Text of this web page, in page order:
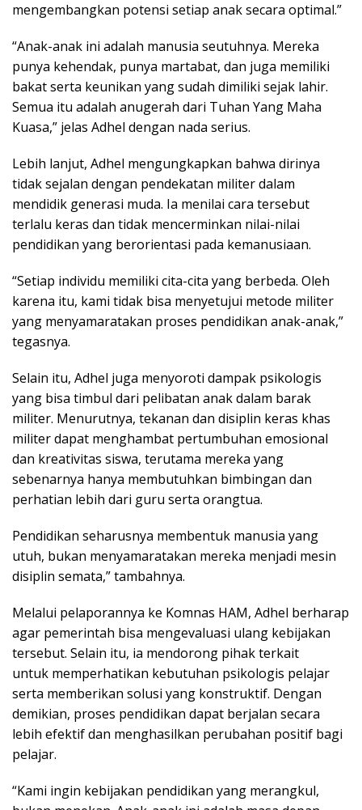
mengembangkan potensi setiap anak secara optimal.”
“Anak-anak ini adalah manusia seutuhnya. Mereka
punya kehendak, punya martabat, dan juga memiliki
bakat serta keunikan yang sudah dimiliki sejak lahir.
Semua itu adalah anugerah dari Tuhan Yang Maha
Kuasa,” jelas Adhel dengan nada serius.
Lebih lanjut, Adhel mengungkapkan bahwa dirinya
tidak sejalan dengan pendekatan militer dalam
mendidik generasi muda. Ia menilai cara tersebut
terlalu keras dan tidak mencerminkan nilai-nilai
pendidikan yang berorientasi pada kemanusiaan.
“Setiap individu memiliki cita-cita yang berbeda. Oleh
karena itu, kami tidak bisa menyetujui metode militer
yang menyamaratakan proses pendidikan anak-anak,”
tegasnya.
Selain itu, Adhel juga menyoroti dampak psikologis
yang bisa timbul dari pelibatan anak dalam barak
militer. Menurutnya, tekanan dan disiplin keras khas
militer dapat menghambat pertumbuhan emosional
dan kreativitas siswa, terutama mereka yang
sebenarnya hanya membutuhkan bimbingan dan
perhatian lebih dari guru serta orangtua.
Pendidikan seharusnya membentuk manusia yang
utuh, bukan menyamaratakan mereka menjadi mesin
disiplin semata,” tambahnya.
Melalui pelaporannya ke Komnas HAM, Adhel berharap
agar pemerintah bisa mengevaluasi ulang kebijakan
tersebut. Selain itu, ia mendorong pihak terkait
untuk memperhatikan kebutuhan psikologis pelajar
serta memberikan solusi yang konstruktif. Dengan
demikian, proses pendidikan dapat berjalan secara
lebih efektif dan menghasilkan perubahan positif bagi
pelajar.
“Kami ingin kebijakan pendidikan yang merangkul,